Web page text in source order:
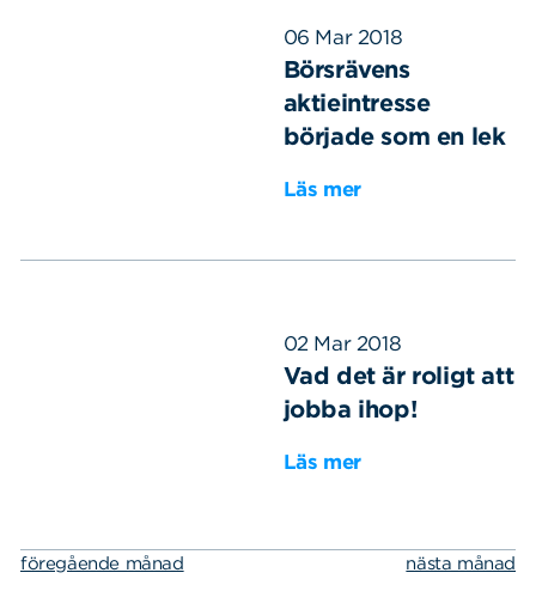
06 Mar 2018
Börsrävens
aktieintresse
började som en lek
Läs mer
02 Mar 2018
Vad det är roligt att
jobba ihop!
Läs mer
föregående månad nästa månad